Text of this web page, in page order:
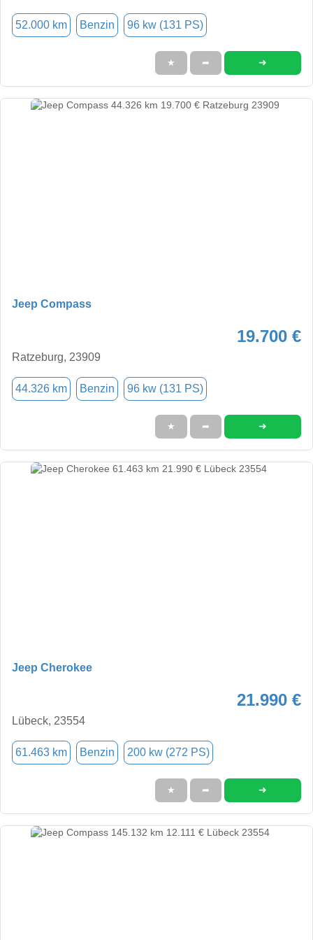
52.000 km Benzin 96 kw (131 PS)
★ ➦ ➜
Jeep Compass
19.700 €
Ratzeburg, 23909
44.326 km Benzin 96 kw (131 PS)
★ ➦ ➜
Jeep Cherokee
21.990 €
Lübeck, 23554
61.463 km Benzin 200 kw (272 PS)
★ ➦ ➜